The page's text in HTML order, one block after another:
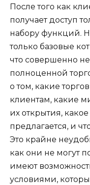
После того как
получает доступ
набору функций.
только базовые
что совершенно
полноценной
о том, какие
клиентам, какие
их открытия,
предлагается, и
Это крайне
как они не могут
имеют
условиями,